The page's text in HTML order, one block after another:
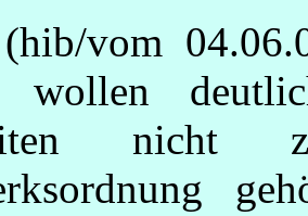
vom
wollen
nicht